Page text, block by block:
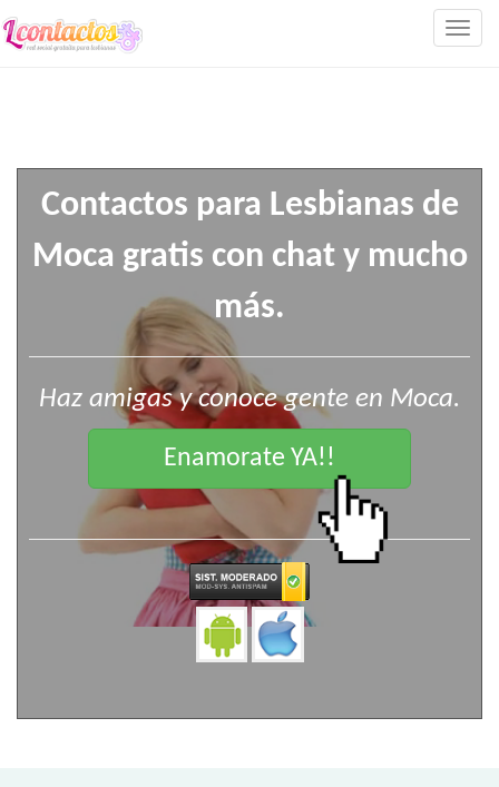
Contactos para Lesbianas de
Moca gratis con chat y mucho
más.
Haz amigas y conoce gente en Moca.
Enamorate YA!!